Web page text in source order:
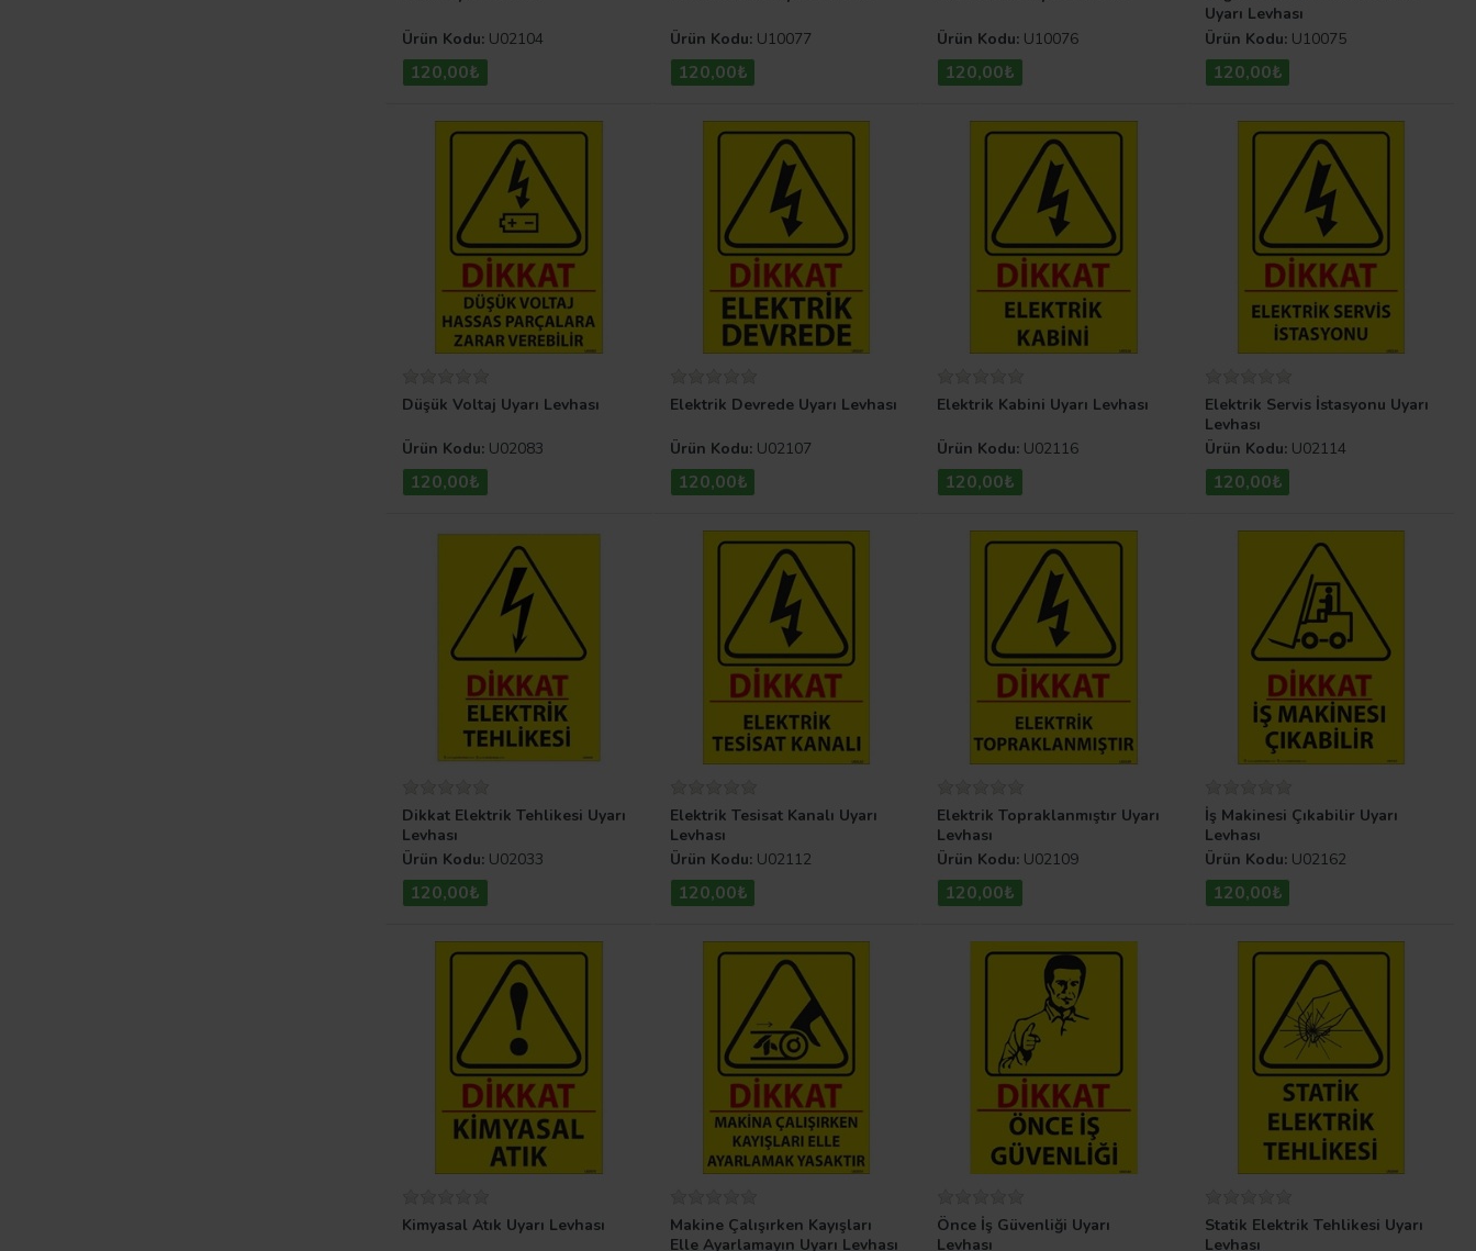
Ürün Kodu: U02104
120,00₺
Ürün Kodu:U10077
120,00₺
Ürün Kodu: U10076
120,00₺
Uyarı Levhası
Ürün Kodu:U10075
120,00₺
Düşük Voltaj Uyarı Levhası
Ürün Kodu: U02083
120,00₺
Elektrik Devrede Uyarı Levhası
Ürün Kodu:U02107
120,00₺
Elektrik Kabini Uyarı Levhası
Ürün Kodu: U02116
120,00₺
Elektrik Servis İstasyonu Uyarı
Levhası
Ürün Kodu:U02114
120,00₺
Dikkat Elektrik Tehlikesi Uyarı
Levhası
Ürün Kodu: U02033
120,00₺
Elektrik Tesisat Kanalı Uyarı
Levhası
Ürün Kodu:U02112
120,00₺
Elektrik Topraklanmıştır Uyarı
Levhası
Ürün Kodu: U02109
120,00₺
İş Makinesi Çıkabilir Uyarı
Levhası
Ürün Kodu:U02162
120,00₺
Kimyasal Atık Uyarı Levhası
Makine Çalışırken Kayışları
Elle Ayarlamayın Uyarı Levhası
Önce İş Güvenliği Uyarı
Levhası
Statik Elektrik Tehlikesi Uyarı
Levhası